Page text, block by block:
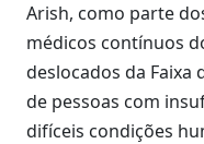
Arish, como parte
médicos contínuos
deslocados da Faixa
de pessoas com
difíceis condições